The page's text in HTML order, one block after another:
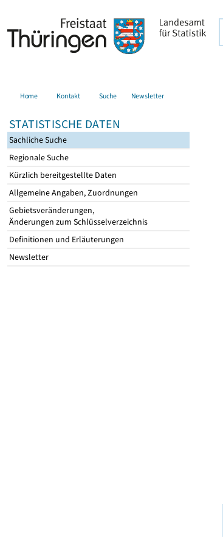
Home Kontakt Suche Newsletter
STATISTISCHE DATEN
Sachliche Suche
Regionale Suche
Kürzlich bereitgestellte Daten
Allgemeine Angaben, Zuordnungen
Gebietsveränderungen,
Änderungen zum Schlüsselverzeichnis
Definitionen und Erläuterungen
Newsletter